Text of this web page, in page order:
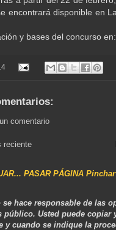
encontrará disponible en
y bases del concurso en:
comentario
reciente
PASAR PÁGINA
se hace responsable de las
público. Usted puede
y cuando se indique la